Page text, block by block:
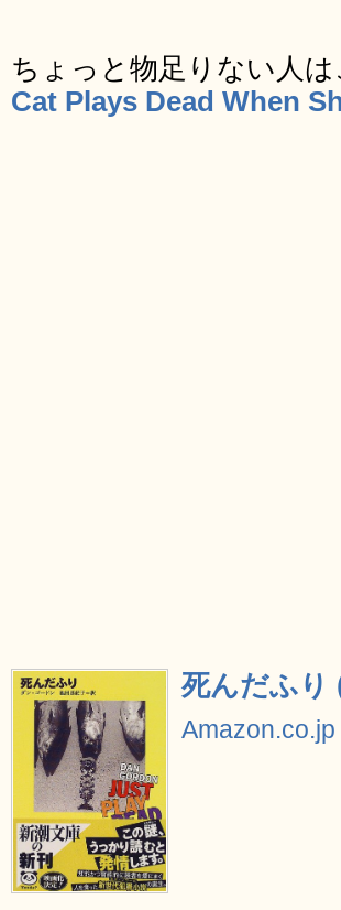
ちょっと物足りない人
Cat Plays Dead When
死んだふり